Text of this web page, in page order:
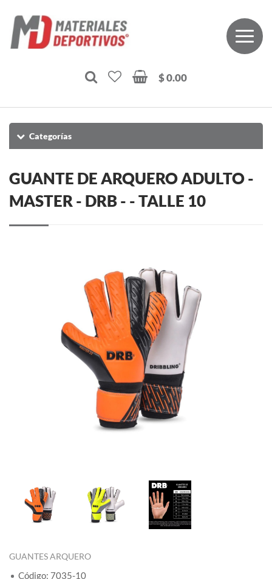
$ 0.00
Categorías
GUANTE DE ARQUERO ADULTO -
MASTER - DRB - - TALLE 10
GUANTES ARQUERO
Código: 7035-10